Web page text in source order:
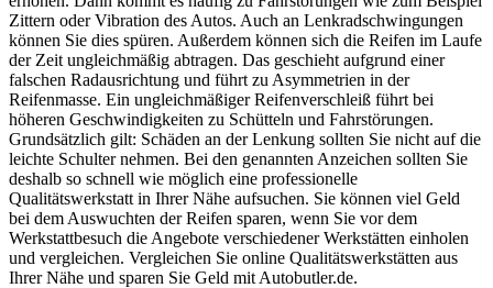
Zittern oder Vibration des Autos. Auch an Lenkradschwingungen
können Sie dies spüren. Außerdem können sich die Reifen im Laufe
der Zeit ungleichmäßig abtragen. Das geschieht aufgrund einer
falschen Radausrichtung und führt zu Asymmetrien in der
Reifenmasse. Ein ungleichmäßiger Reifenverschleiß führt bei
höheren Geschwindigkeiten zu Schütteln und Fahrstörungen.
Grundsätzlich gilt: Schäden an der Lenkung sollten Sie nicht auf die
leichte Schulter nehmen. Bei den genannten Anzeichen sollten Sie
deshalb so schnell wie möglich eine professionelle
Qualitätswerkstatt in Ihrer Nähe aufsuchen. Sie können viel Geld
bei dem Auswuchten der Reifen sparen, wenn Sie vor dem
Werkstattbesuch die Angebote verschiedener Werkstätten einholen
und vergleichen. Vergleichen Sie online Qualitätswerkstätten aus
Ihrer Nähe und sparen Sie Geld mit Autobutler.de.